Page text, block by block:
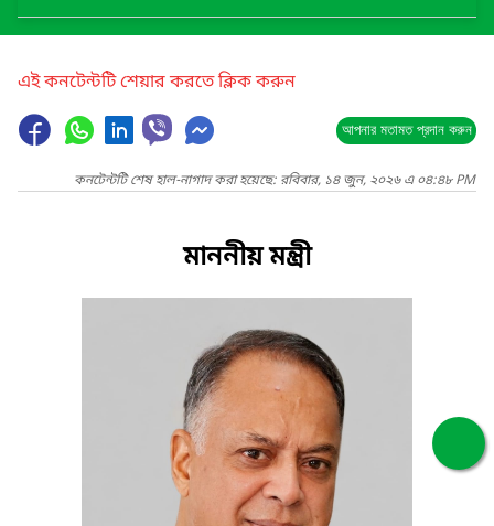
এই কনটেন্টটি শেয়ার করতে ক্লিক করুন
আপনার মতামত প্রদান করুন
কনটেন্টটি শেষ হাল-নাগাদ করা হয়েছে: রবিবার, ১৪ জুন, ২০২৬ এ ০৪:৪৮ PM
মাননীয় মন্ত্রী